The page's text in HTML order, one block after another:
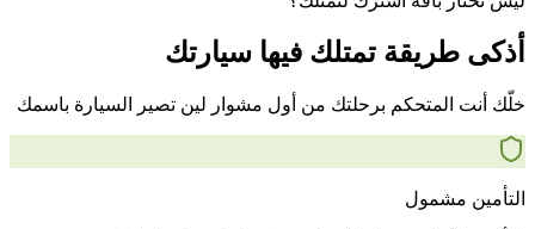
أذكى طريقة تمتلك فيها سيارتك
خلّك أنت المتحكم برحلتك من أول مشوار لين تصير السيارة باسمك
التأمين مشمول